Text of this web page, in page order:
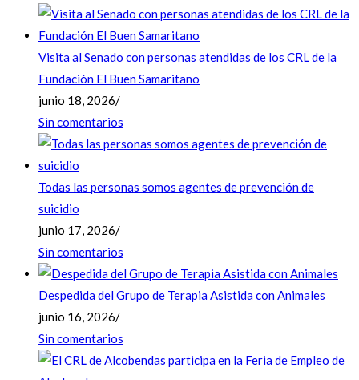
Visita al Senado con personas atendidas de los CRL de la
Fundación El Buen Samaritano
junio 18, 2026/
Sin comentarios
Todas las personas somos agentes de prevención de
suicidio
junio 17, 2026/
Sin comentarios
Despedida del Grupo de Terapia Asistida con Animales
junio 16, 2026/
Sin comentarios